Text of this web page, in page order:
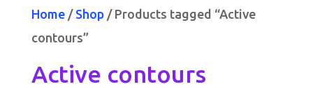
Home/ Shop/ Products tagged “Active
contours”
Active contours